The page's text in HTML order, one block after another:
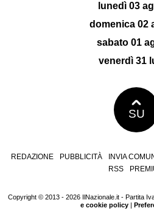
lunedì 03
domenica 02
sabato 01
venerdì 31
SU
REDAZIONE PUBBLICITÀ INVIA
RSS
Copyright © 2013 - 2026 IlNazionale.it - Partita
e cookie policy|